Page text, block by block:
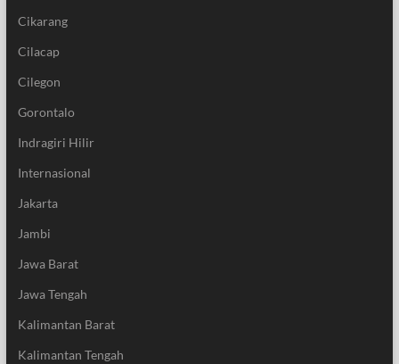
Cikarang
Cilacap
Cilegon
Gorontalo
Indragiri Hilir
Internasional
Jakarta
Jambi
Jawa Barat
Jawa Tengah
Kalimantan Barat
Kalimantan Tengah